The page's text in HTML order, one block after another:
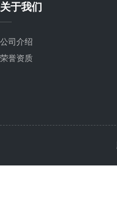
关于我们
公司介绍
荣誉资质